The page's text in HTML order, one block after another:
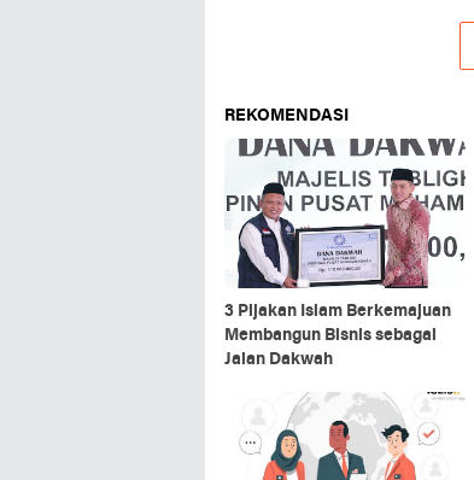
REKOMENDASI
3 Pijakan Islam Berkemajuan
Membangun Bisnis sebagai
Jalan Dakwah